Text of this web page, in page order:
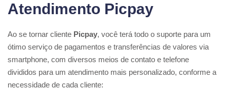
Atendimento Picpay
Ao se tornar cliente Picpay, você terá todo o suporte para um
ótimo serviço de pagamentos e transferências de valores via
smartphone, com diversos meios de contato e telefone
divididos para um atendimento mais personalizado, conforme a
necessidade de cada cliente: